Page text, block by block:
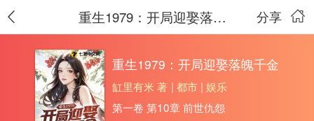
分享
重生1979：开局迎娶落魄千金
重生1979：开局迎娶落魄千金
缸里有米 著 | 都市 | 娱乐
第一卷 第10章 前世仇怨